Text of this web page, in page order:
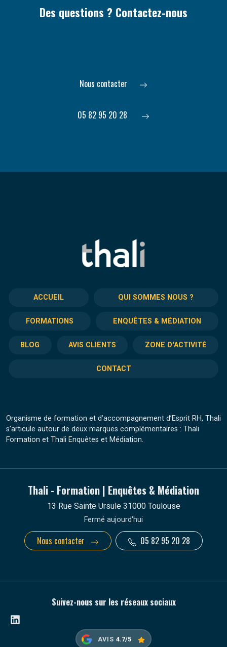
Des questions ? Contactez-nous
Nous contacter
05 82 95 20 28
ACCUEIL QUI SOMMES NOUS ?
FORMATIONS ENQUÊTES & MÉDIATION
BLOG AVIS CLIENTS ZONE D'ACTIVITÉ
CONTACT
Organisme de formation et d’accompagnement d’Esprit RH, Thali
s’articule autour de deux marques complémentaires : Thali
Formation et Thali Enquêtes et Médiation.
Thali - Formation | Enquêtes & Médiation
13 Rue Sainte Ursule 31000 Toulouse
Fermé aujourd'hui
Nous contacter 05 82 95 20 28
Suivez-nous sur les réseaux sociaux
AVIS 4.7/5